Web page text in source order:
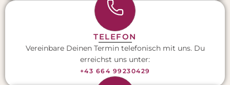
TELEFON
Vereinbare Deinen Termin telefonisch mit uns. Du
erreichst uns unter:
+43 664 99230429